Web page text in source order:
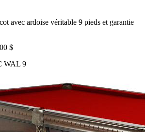
avec ardoise véritable 9 pieds et garantie
$
WAL 9